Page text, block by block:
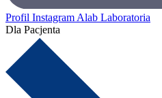
Profil Instagram Alab Laboratoria
Dla Pacjenta